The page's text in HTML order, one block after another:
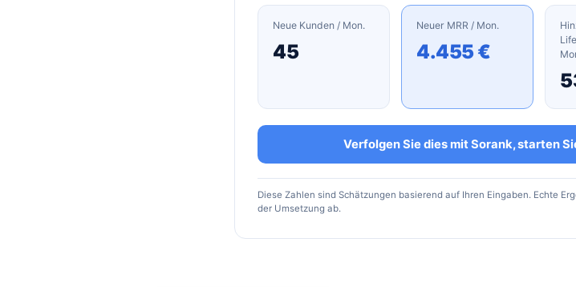
Neue Kunden / Mon.
45
Neuer MRR / Mon.
4.455 €
Verfolgen Sie dies mit Sorank, starten
Diese Zahlen sind Schätzungen basierend auf Ihren Eingaben. Echte
der Umsetzung ab.